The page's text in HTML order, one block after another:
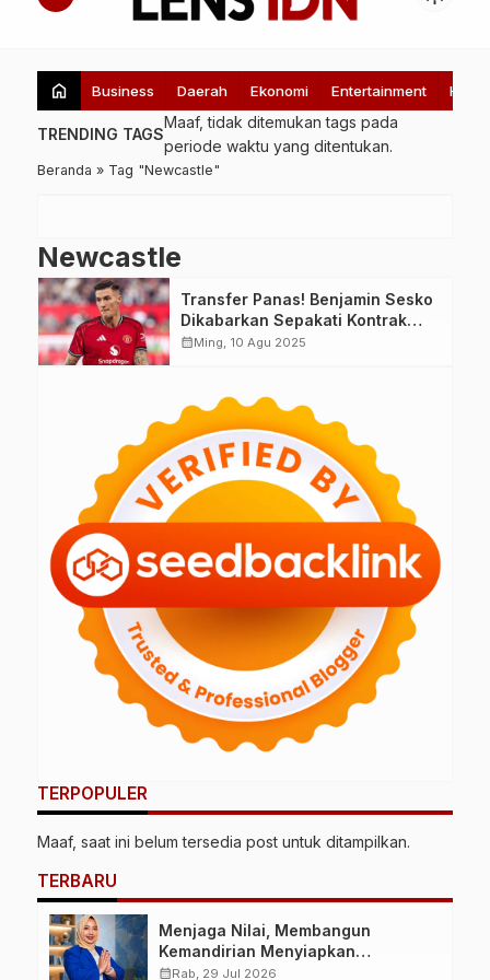
home Business Daerah Ekonomi Entertainment
TRENDING TAGS
Maaf, tidak ditemukan tags pada
periode waktu yang ditentukan.
Beranda » Tag "Newcastle"
Newcastle
Transfer Panas! Benjamin Sesko
Dikabarkan Sepakati Kontrak
Lisan dengan Manchester United
calendar_monthMing, 10 Agu 2025
TERPOPULER
Maaf, saat ini belum tersedia post untuk ditampilkan.
TERBARU
Menjaga Nilai, Membangun
Kemandirian Menyiapkan
Kepemimpinan Ekonomi Perempuan
calendar_monthRab, 29 Jul 2026